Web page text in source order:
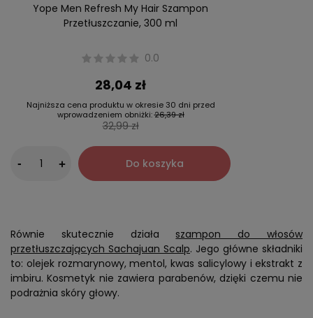
Yope Men Refresh My Hair Szampon
Przetłuszczanie, 300 ml
0.0
28,04 zł
Najniższa cena produktu w okresie 30 dni przed
wprowadzeniem obniżki:26,39 zł
32,99 zł
- + Do koszyka
Równie skutecznie działa szampon do włosów
przetłuszczających Sachajuan Scalp. Jego główne składniki
to: olejek rozmarynowy, mentol, kwas salicylowy i ekstrakt z
imbiru. Kosmetyk nie zawiera parabenów, dzięki czemu nie
podrażnia skóry głowy.